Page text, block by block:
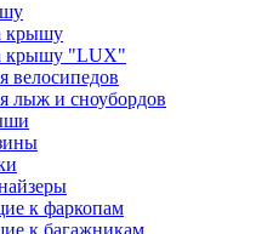
крышу
крышу "LUX"
велосипедов
лыж и сноубордов
к фаркопам
к багажникам